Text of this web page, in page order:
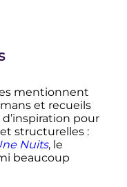
mentionnent
et recueils
pour
structurelles :
Nuits, le
beaucoup